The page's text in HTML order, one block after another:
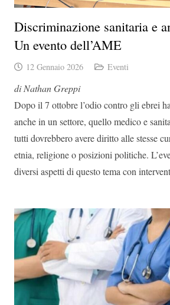
Discriminazione sanitaria e
Un evento dell’AME
12 Gennaio 2026 Eventi
di Nathan Greppi
Dopo il 7 ottobre l’odio contro gli ebrei
anche in un settore, quello medico e
tutti dovrebbero avere diritto alle stesse
etnia, religione o posizioni politiche.
diversi aspetti di questo tema con